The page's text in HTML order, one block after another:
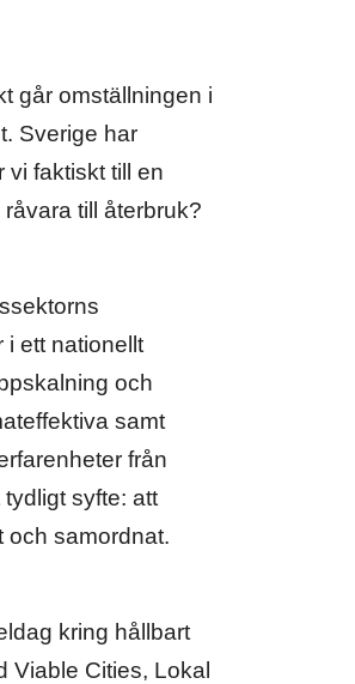
går omställningen i
Sverige har
vi faktiskt till en
till återbruk?
i ett nationellt
och
samt
från
syfte: att
och samordnat.
kring hållbart
Viable Cities, Lokal